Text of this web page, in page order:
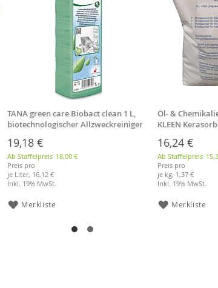
TANA green care Biobact clean 1 L,
biotechnologischer Allzweckreiniger
19,18 €
Ab Staffelpreis 18,00 €
Preis pro
je Liter, 16,12 €
Inkl. 19% MwSt.
Merkliste
Öl- &
KLEEN
16,24 €
Ab Staffelpreis
Preis pro
je kg, 1,37 €
Inkl. 19% MwSt.
Merkliste